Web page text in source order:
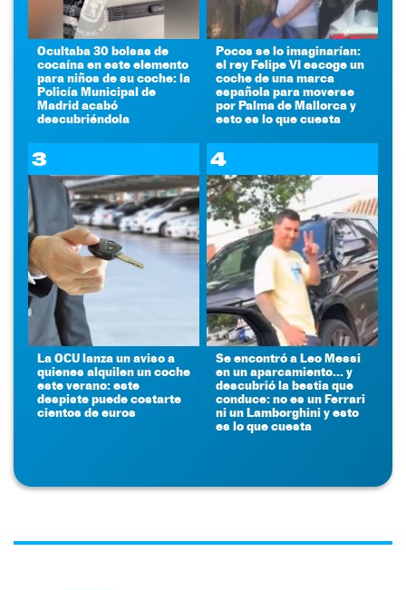
Ocultaba 30 bolsas de
cocaína en este elemento
para niños de su coche: la
Policía Municipal de
Madrid acabó
descubriéndola
Pocos se lo imaginarían:
el rey Felipe VI escoge un
coche de una marca
española para moverse
por Palma de Mallorca y
esto es lo que cuesta
3
La OCU lanza un aviso a
quienes alquilen un coche
este verano: este
despiste puede costarte
cientos de euros
4
Se encontró a Leo Messi
en un aparcamiento... y
descubrió la bestia que
conduce: no es un Ferrari
ni un Lamborghini y esto
es lo que cuesta